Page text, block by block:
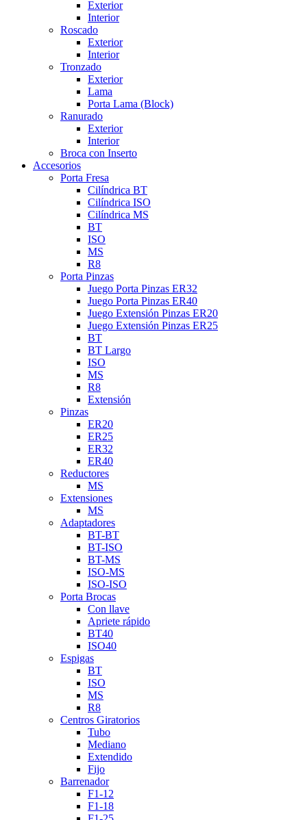
Exterior
Interior
Roscado
Exterior
Interior
Tronzado
Exterior
Lama
Porta Lama (Block)
Ranurado
Exterior
Interior
Broca con Inserto
Accesorios
Porta Fresa
Cilíndrica BT
Cilíndrica ISO
Cilíndrica MS
BT
ISO
MS
R8
Porta Pinzas
Juego Porta Pinzas ER32
Juego Porta Pinzas ER40
Juego Extensión Pinzas ER20
Juego Extensión Pinzas ER25
BT
BT Largo
ISO
MS
R8
Extensión
Pinzas
ER20
ER25
ER32
ER40
Reductores
MS
Extensiones
MS
Adaptadores
BT-BT
BT-ISO
BT-MS
ISO-MS
ISO-ISO
Porta Brocas
Con llave
Apriete rápido
BT40
ISO40
Espigas
BT
ISO
MS
R8
Centros Giratorios
Tubo
Mediano
Extendido
Fijo
Barrenador
F1-12
F1-18